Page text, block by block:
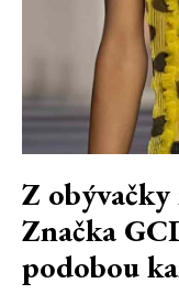
Z
Značka
podobou